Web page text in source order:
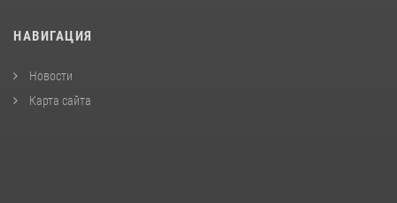
НАВИГАЦИЯ
Новости
Карта сайта